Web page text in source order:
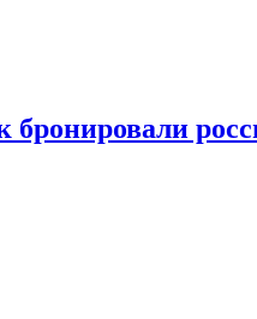
бронировали